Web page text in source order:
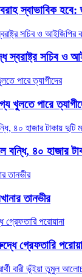
স্বাভাবিক হবে:
স্বরাষ্ট্র সচিব ও
খুলতে পারে
বন্ধি, ৪০ হাজার
তানভীর
গ্রেফতারি